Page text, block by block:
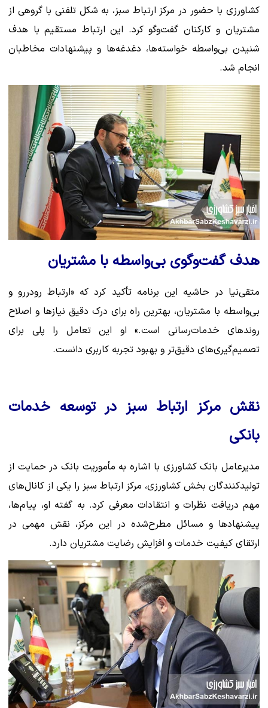
کشاورزی با حضور در مرکز ارتباط سبز، به شکل تلفنی با گروهی از
مشتریان و کارکنان گفت‌وگو کرد. این ارتباط مستقیم با هدف
شنیدن بی‌واسطه خواسته‌ها، دغدغه‌ها و پیشنهادات مخاطبان
انجام شد.
هدف گفت‌وگوی بی‌واسطه با مشتریان
متقی‌نیا در حاشیه این برنامه تأکید کرد که «ارتباط رودررو و
بی‌واسطه با مشتریان، بهترین راه برای درک دقیق نیازها و اصلاح
روندهای خدمات‌رسانی است.» او این تعامل را پلی برای
تصمیم‌گیری‌های دقیق‌تر و بهبود تجربه کاربری دانست.
نقش مرکز ارتباط سبز در توسعه خدمات
بانکی
مدیرعامل بانک کشاورزی با اشاره به مأموریت بانک در حمایت از
تولیدکنندگان بخش کشاورزی، مرکز ارتباط سبز را یکی از کانال‌های
مهم دریافت نظرات و انتقادات معرفی کرد. به گفته او، پیام‌ها،
پیشنهادها و مسائل مطرح‌شده در این مرکز، نقش مهمی در
ارتقای کیفیت خدمات و افزایش رضایت مشتریان دارد.